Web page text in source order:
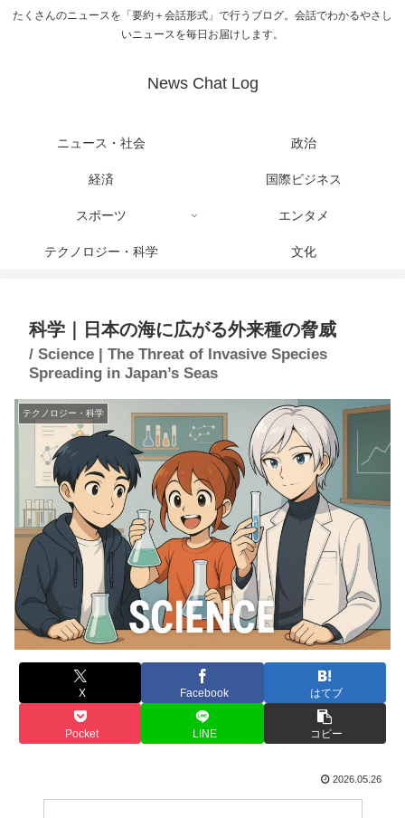
たくさんのニュースを「要約＋会話形式」で行うブログ。会話でわかるやさし
いニュースを毎日お届けします。
News Chat Log
ニュース・社会 政治
経済 国際ビジネス
スポーツ エンタメ
テクノロジー・科学 文化
科学｜日本の海に広がる外来種の脅威
/ Science | The Threat of Invasive Species
Spreading in Japan’s Seas
テクノロジー・科学
X Facebook はてブ
Pocket LINE コピー
2026.05.26